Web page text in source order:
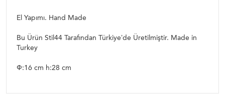
El Yapımı. Hand Made
Bu Ürün Stil44 Tarafından Türkiye’de Üretilmiştir. Made in
Turkey
Ф:16 cm h:28 cm